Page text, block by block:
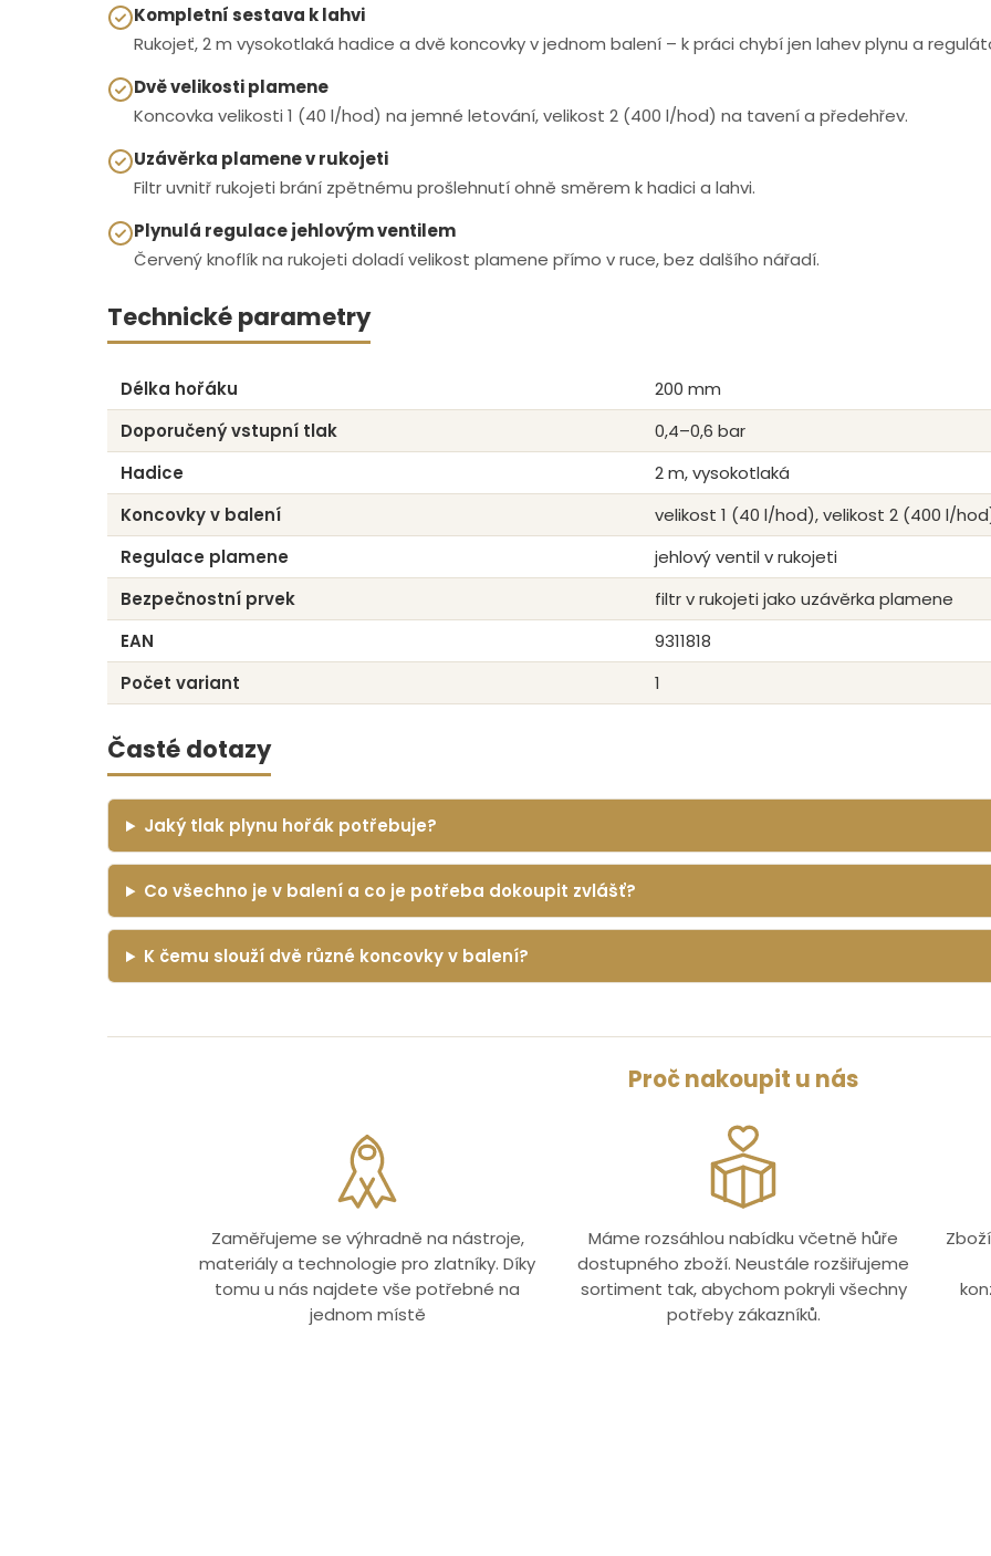
Kompletní sestava k lahvi
Rukojeť, 2 m vysokotlaká hadice a dvě koncovky v jednom balení – k práci chybí jen lahev plynu a
Dvě velikosti plamene
Koncovka velikosti 1 (40 l/hod) na jemné letování, velikost 2 (400 l/hod) na tavení a předehřev.
Uzávěrka plamene v rukojeti
Filtr uvnitř rukojeti brání zpětnému prošlehnutí ohně směrem k hadici a lahvi.
Plynulá regulace jehlovým ventilem
Červený knoflík na rukojeti doladí velikost plamene přímo v ruce, bez dalšího nářadí.
Technické parametry
Délka hořáku
200 mm
Doporučený vstupní tlak
0,4–0,6 bar
Hadice
2 m, vysokotlaká
Koncovky v balení
velikost 1 (40 l/hod), velikost 2 (400 l/
Regulace plamene
jehlový ventil v rukojeti
Bezpečnostní prvek
filtr v rukojeti jako uzávěrka plamene
EAN
9311818
Počet variant
1
Časté dotazy
Jaký tlak plynu hořák potřebuje?
Co všechno je v balení a co je potřeba dokoupit zvlášť?
K čemu slouží dvě různé koncovky v balení?
Proč nakoupit u nás
Zaměřujeme se výhradně na nástroje,
materiály a technologie pro zlatníky. Díky
tomu u nás najdete vše potřebné na
jednom místě
Máme rozsáhlou nabídku včetně hůře
dostupného zboží. Neustále rozšiřujeme
sortiment tak, abychom pokryli všechny
potřeby zákazníků.